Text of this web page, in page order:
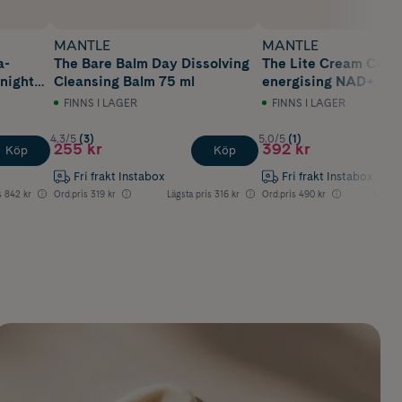
842 kr
Köp
MANTLE
The Bare Balm Day Dissolving
Cleansing Balm 75 ml
FINNS I LAGER
4.3/5 (3)
255 kr
Fri frakt Instabox
Ord.pris 319 kr Lägsta pris 316 kr
Köp
MANTLE
The Lite Cream Cell-
energising NAD+
moisturiser 50 ml
FINNS I LAGER
5.0/5 (1)
392 kr
Fri frakt Instabox
Ord.pris 490 kr